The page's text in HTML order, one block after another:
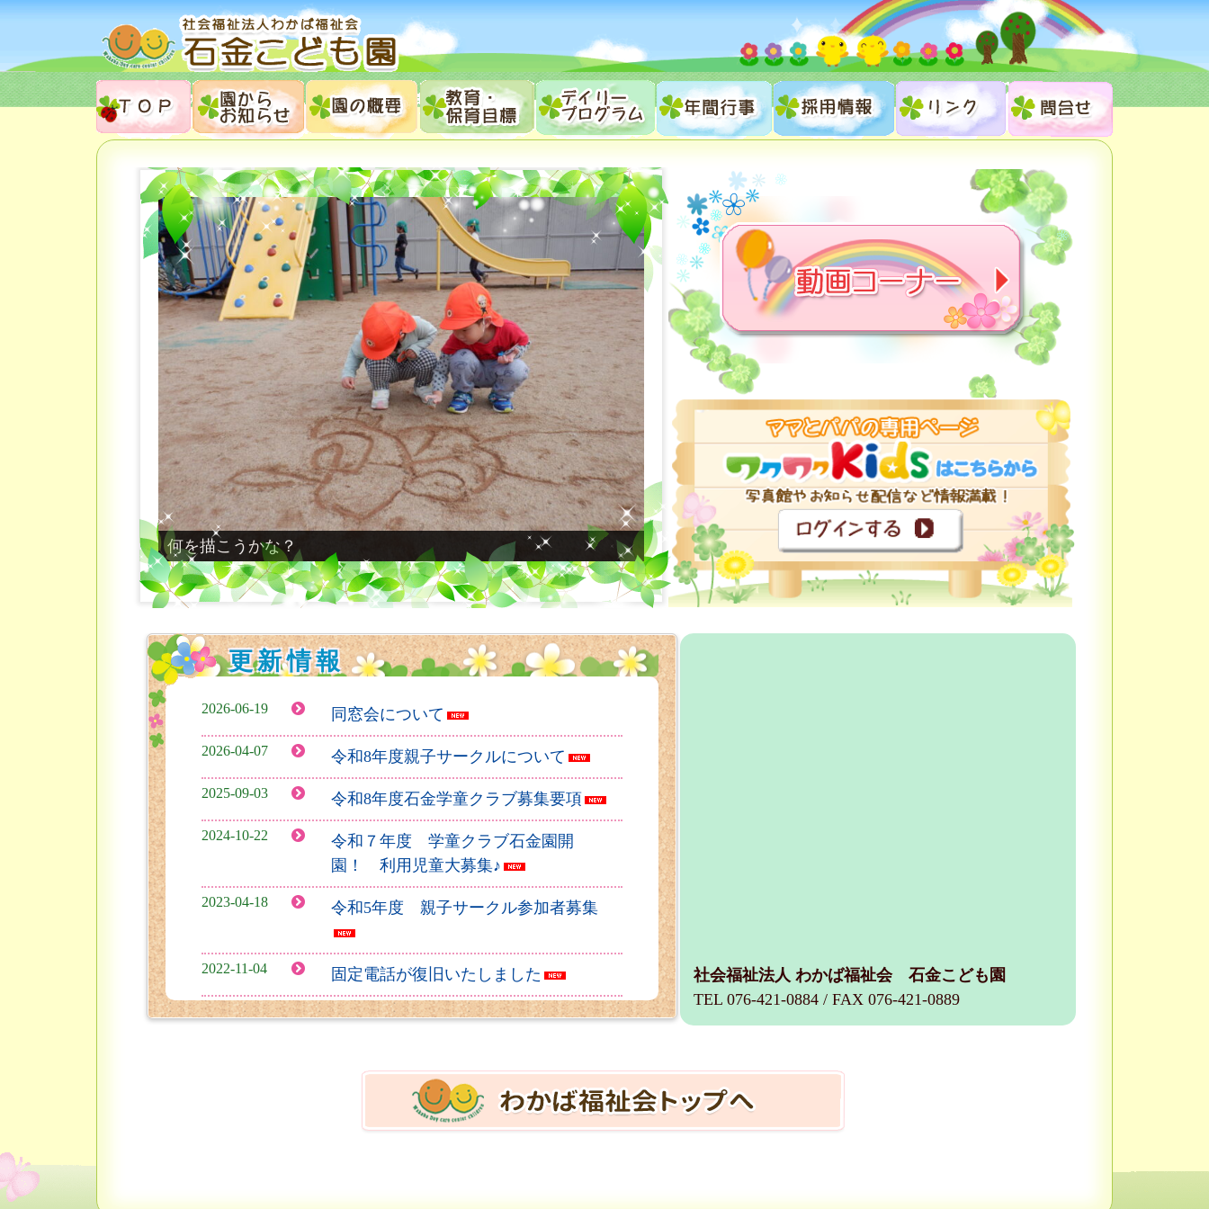
何を描こうかな？
更新情報
2026-06-19 同窓会について
2026-04-07 令和8年度親子サークルについて
2025-09-03 令和8年度石金学童クラブ募集要項
2024-10-22
令和７年度 学童クラブ石金園開
園！ 利用児童大募集♪
2023-04-18 令和5年度 親子サークル参加者募集
2022-11-04 固定電話が復旧いたしました
2022-11-04 固定電話について
社会福祉法人 わかば福祉会 石金こども園
TEL 076-421-0884 / FAX 076-421-0889